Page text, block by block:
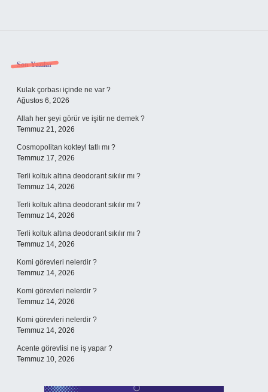
Sidebar
Son Yazılar
Kulak çorbası içinde ne var ?
Ağustos 6, 2026
Allah her şeyi görür ve işitir ne demek ?
Temmuz 21, 2026
Cosmopolitan kokteyl tatlı mı ?
Temmuz 17, 2026
Terli koltuk altına deodorant sıkılır mı ?
Temmuz 14, 2026
Terli koltuk altına deodorant sıkılır mı ?
Temmuz 14, 2026
Terli koltuk altına deodorant sıkılır mı ?
Temmuz 14, 2026
Komi görevleri nelerdir ?
Temmuz 14, 2026
Komi görevleri nelerdir ?
Temmuz 14, 2026
Komi görevleri nelerdir ?
Temmuz 14, 2026
Acente görevlisi ne iş yapar ?
Temmuz 10, 2026